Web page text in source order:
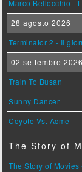
Marco Bellocchio -
28 agosto 2026
Terminator 2 - Il
02 settembre 2026
Train To Busan
Sunny Dancer
Coyote Vs. Acme
The Story of
The Story of